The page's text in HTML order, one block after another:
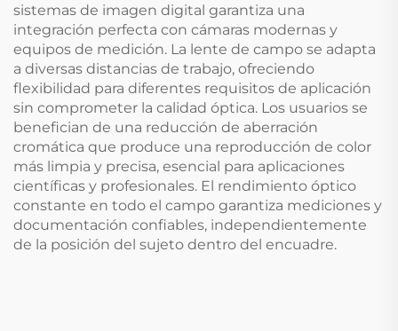
sistemas de imagen digital garantiza una
integración perfecta con cámaras modernas y
equipos de medición. La lente de campo se adapta
a diversas distancias de trabajo, ofreciendo
flexibilidad para diferentes requisitos de aplicación
sin comprometer la calidad óptica. Los usuarios se
benefician de una reducción de aberración
cromática que produce una reproducción de color
más limpia y precisa, esencial para aplicaciones
científicas y profesionales. El rendimiento óptico
constante en todo el campo garantiza mediciones y
documentación confiables, independientemente
de la posición del sujeto dentro del encuadre.